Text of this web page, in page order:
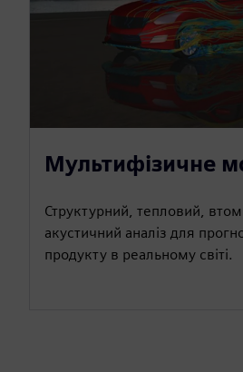
Мультифізичне
Структурний, тепловий,
акустичний аналіз для
продукту в реальному світі.